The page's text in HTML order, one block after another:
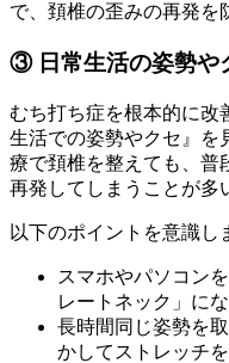
で、頚椎の歪みの再発を
③ 日常生活の姿勢や
むち打ち症を根本的に改
生活での姿勢やクセ』を
療で頚椎を整えても、普
再発してしまうことが多
以下のポイントを意識し
スマホやパソコン
レートネック」に
長時間同じ姿勢を
かしてストレッチを